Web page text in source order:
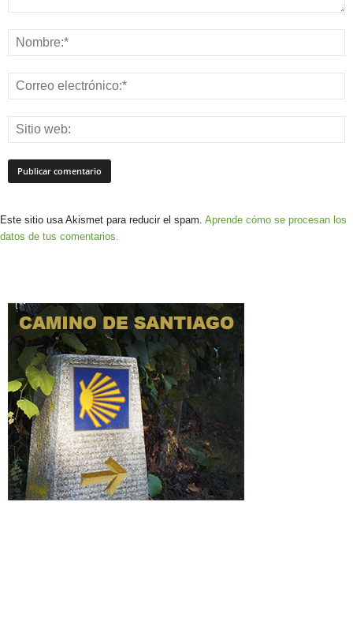
Este sitio usa Akismet para reducir el spam. Aprende cómo se procesan los
datos de tus comentarios.